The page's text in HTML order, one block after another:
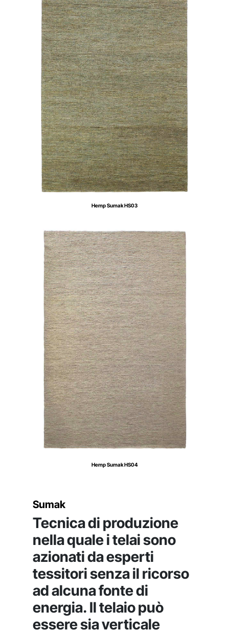
Hemp Sumak HS03
Hemp Sumak HS04
Sumak
Tecnica di produzione
nella quale i telai sono
azionati da esperti
tessitori senza il ricorso
ad alcuna fonte di
energia. Il telaio può
essere sia verticale